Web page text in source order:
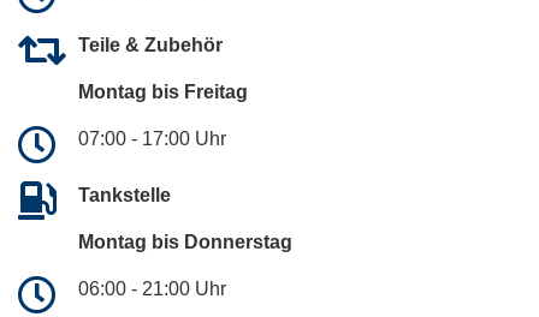
Teile & Zubehör
Montag bis Freitag
07:00 - 17:00 Uhr
Tankstelle
Montag bis Donnerstag
06:00 - 21:00 Uhr